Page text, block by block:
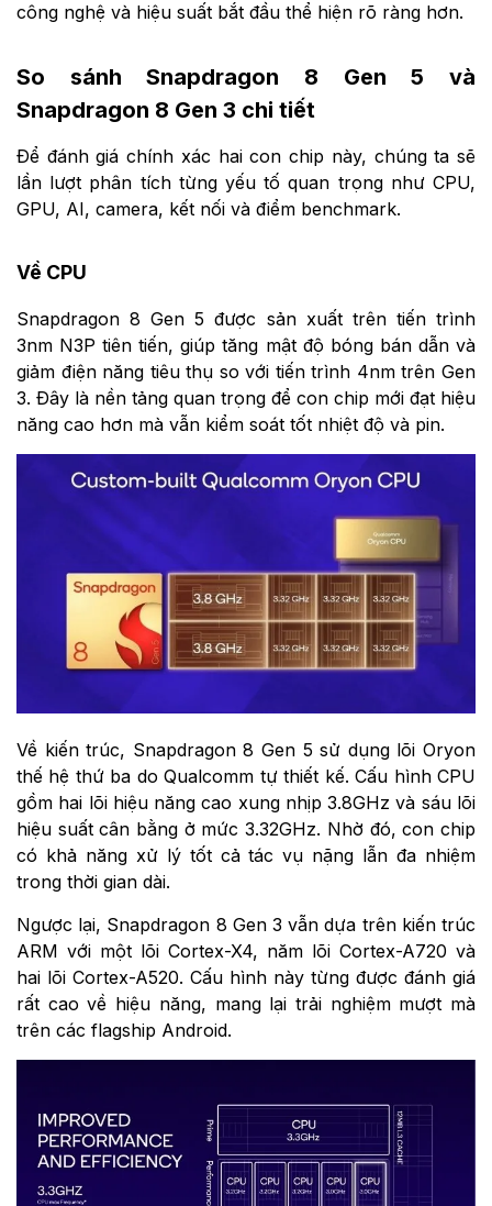
công nghệ và hiệu suất bắt đầu thể hiện rõ ràng hơn.
So sánh Snapdragon 8 Gen 5 và
Snapdragon 8 Gen 3 chi tiết
Để đánh giá chính xác hai con chip này, chúng ta sẽ
lần lượt phân tích từng yếu tố quan trọng như CPU,
GPU, AI, camera, kết nối và điểm benchmark.
Về CPU
Snapdragon 8 Gen 5 được sản xuất trên tiến trình
3nm N3P tiên tiến, giúp tăng mật độ bóng bán dẫn và
giảm điện năng tiêu thụ so với tiến trình 4nm trên Gen
3. Đây là nền tảng quan trọng để con chip mới đạt hiệu
năng cao hơn mà vẫn kiểm soát tốt nhiệt độ và pin.
Về kiến trúc, Snapdragon 8 Gen 5 sử dụng lõi Oryon
thế hệ thứ ba do Qualcomm tự thiết kế. Cấu hình CPU
gồm hai lõi hiệu năng cao xung nhịp 3.8GHz và sáu lõi
hiệu suất cân bằng ở mức 3.32GHz. Nhờ đó, con chip
có khả năng xử lý tốt cả tác vụ nặng lẫn đa nhiệm
trong thời gian dài.
Ngược lại, Snapdragon 8 Gen 3 vẫn dựa trên kiến trúc
ARM với một lõi Cortex-X4, năm lõi Cortex-A720 và
hai lõi Cortex-A520. Cấu hình này từng được đánh giá
rất cao về hiệu năng, mang lại trải nghiệm mượt mà
trên các flagship Android.